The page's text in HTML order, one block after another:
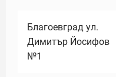
Благоевград ул.
Димитър Йосифов
№1